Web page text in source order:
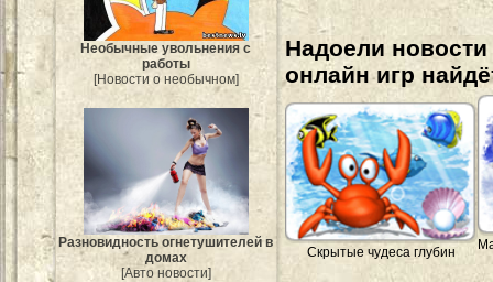
Необычные увольнения с
работы
[Новости о необычном]
Разновидность огнетушителей в
домах
[Авто новости]
Надоели
онлайн игр
Скрытые чудеса глубин